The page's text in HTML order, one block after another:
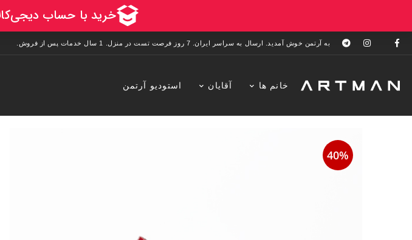
به آرتمن خوش آمدید. ارسال به سراسر ایران. 7 روز فرصت تست در منزل. 1 سال خدمات پس از فروش.
خانم ها آقایان استودیو آرتمن
40%